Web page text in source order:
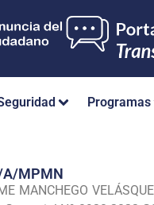
Programas
A/MPMN
MANCHEGO